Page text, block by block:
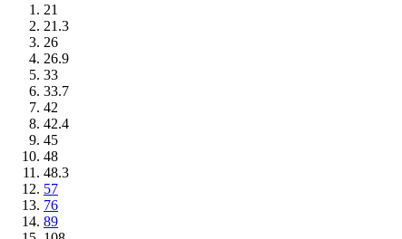
21
21.3
26
26.9
33
33.7
42
42.4
45
48
48.3
57
76
89